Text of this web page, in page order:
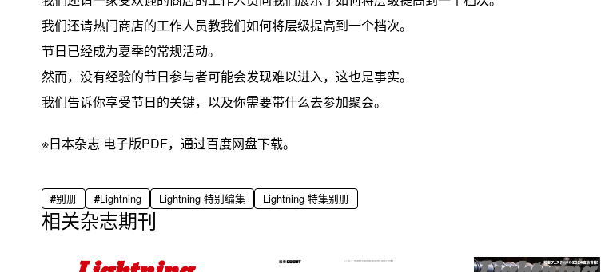
我们还请热门商店的工作人员教我们如何将层级提高到一个档次。
节日已经成为夏季的常规活动。
然而，没有经验的节日参与者可能会发现难以进入，这也是事实。
我们告诉你享受节日的关键，以及你需要带什么去参加聚会。
※日本杂志 电子版PDF，通过百度网盘下载。
别册 Lightning Lightning 特别编集 Lightning 特集别册
相关杂志期刊